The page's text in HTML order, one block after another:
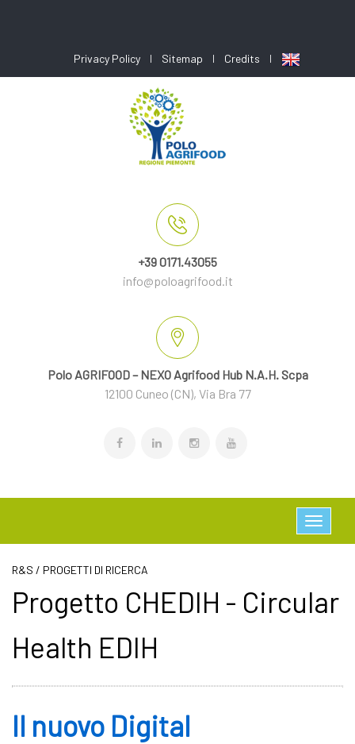
Privacy Policy Sitemap Credits
+39 0171.43055
info@poloagrifood.it
Polo AGRIFOOD – NEXO Agrifood Hub N.A.H. Scpa
12100 Cuneo (CN), Via Bra 77
R&S / PROGETTI DI RICERCA
Progetto CHEDIH - Circular
Health EDIH
Il nuovo Digital